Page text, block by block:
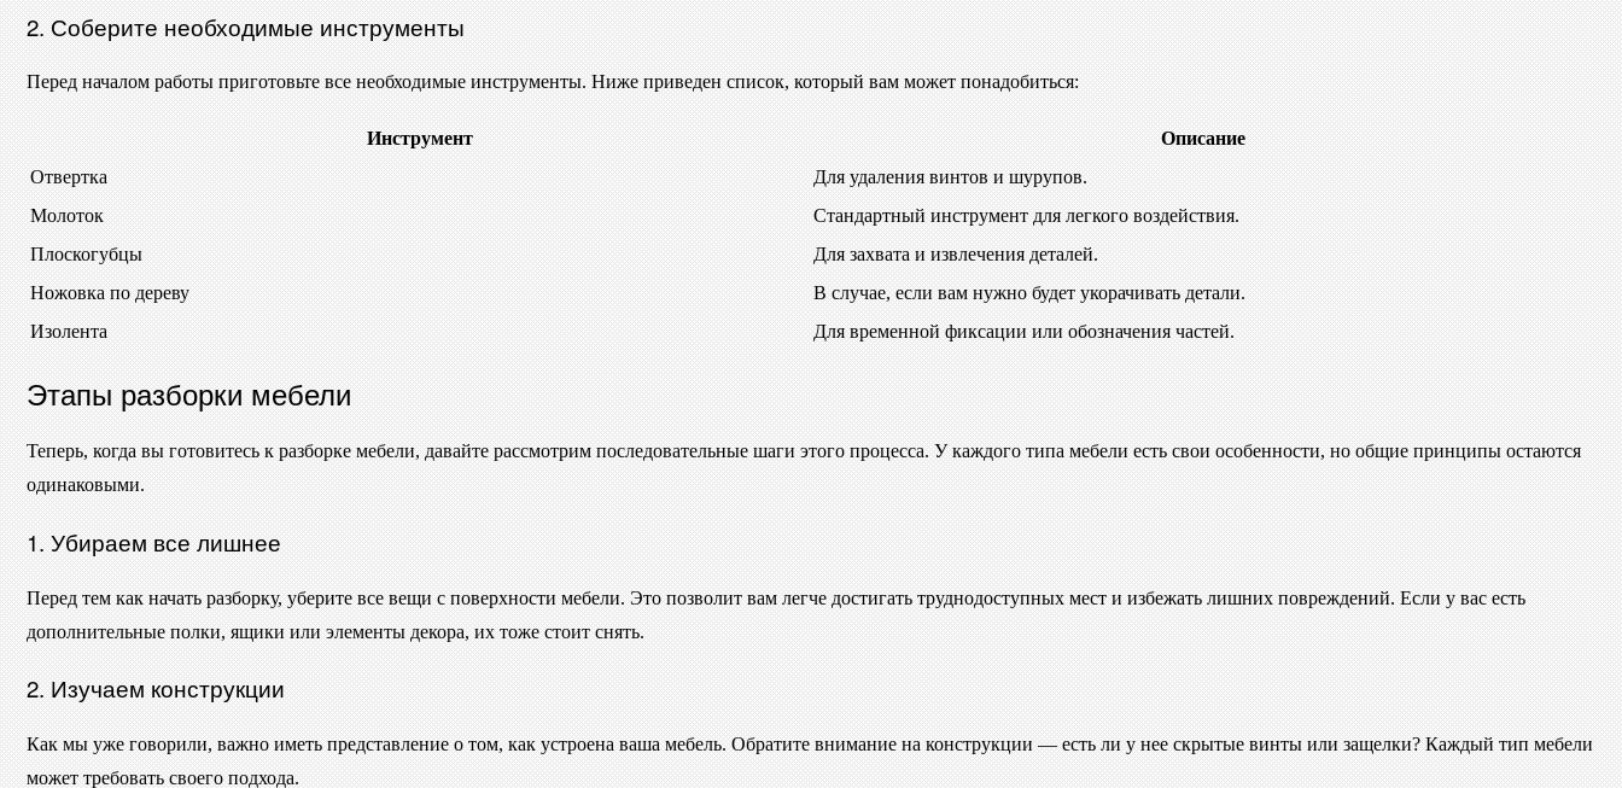
2. Соберите необходимые инструменты
Перед началом работы приготовьте все необходимые инструменты. Ниже приведен список, который вам может понадобиться:
Инструмент
Описание
Отвертка
Для удаления винтов и шурупов.
Молоток
Стандартный инструмент для легкого воздействия.
Плоскогубцы
Для захвата и извлечения деталей.
Ножовка по дереву
В случае, если вам нужно будет укорачивать детали.
Изолента
Для временной фиксации или обозначения частей.
Этапы разборки мебели
Теперь, когда вы готовитесь к разборке мебели, давайте рассмотрим последовательные шаги этого процесса. У каждого типа мебели есть свои особенности, но общие принципы остаются
одинаковыми.
1. Убираем все лишнее
Перед тем как начать разборку, уберите все вещи с поверхности мебели. Это позволит вам легче достигать труднодоступных мест и избежать лишних повреждений. Если у вас есть
дополнительные полки, ящики или элементы декора, их тоже стоит снять.
2. Изучаем конструкции
Как мы уже говорили, важно иметь представление о том, как устроена ваша мебель. Обратите внимание на конструкции — есть ли у нее скрытые винты или защелки? Каждый тип мебели
может требовать своего подхода.